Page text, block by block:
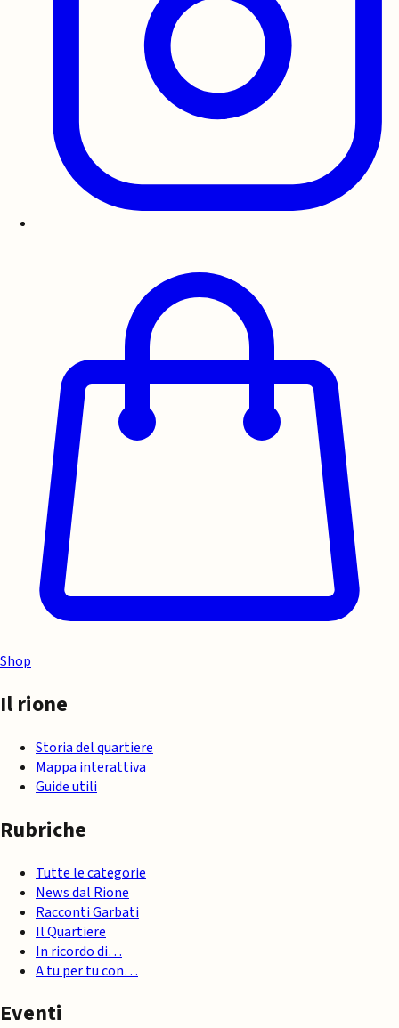
Shop
Il rione
Storia del quartiere
Mappa interattiva
Guide utili
Rubriche
Tutte le categorie
News dal Rione
Racconti Garbati
Il Quartiere
In ricordo di…
A tu per tu con…
Eventi